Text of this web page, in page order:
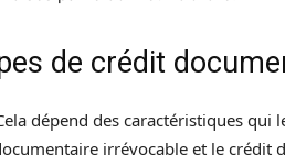
de crédit
dépend des caractéristiques qui
irrévocable et le crédit